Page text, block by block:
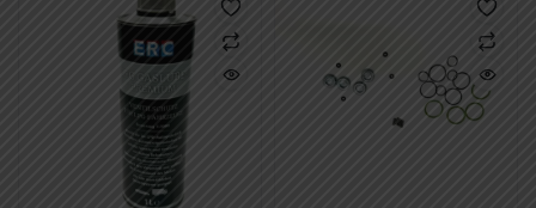
2.600,00 €.
2.450,00 €.